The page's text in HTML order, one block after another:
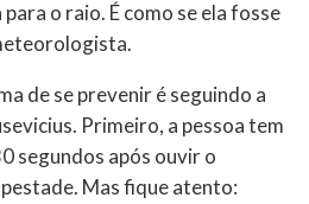
o raio. É como se ela fosse
de se prevenir é seguindo a
Primeiro, a pessoa tem
segundos após ouvir o
Mas fique atento: